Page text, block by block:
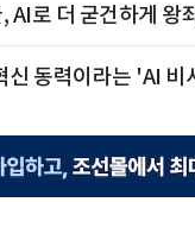
AI로 더 굳건하게 왕
신 동력이라는 'AI 비